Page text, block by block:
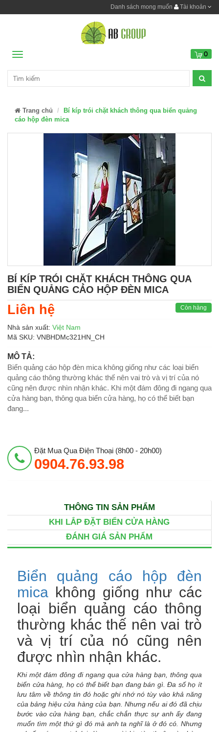
Danh sách mong muốn Tài khoản
Menu 0
Trang chủ
Bí kíp trói chặt khách thông qua biển quảng
cáo hộp đèn mica
BÍ KÍP TRÓI CHẶT KHÁCH THÔNG QUA
BIỂN QUẢNG CÁO HỘP ĐÈN MICA
Liên hệ Còn hàng
Nhà sản xuất: Việt Nam
Mã SKU: VNBHDMc321HN_CH
MÔ TẢ:
Biển quảng cáo hộp đèn mica không giống như các loại biển
quảng cáo thông thường khác thế nên vai trò và vị trí của nó
cũng nên được nhìn nhận khác. Khi một đám đông đi ngang qua
cửa hàng bạn, thông qua biển cửa hàng, họ có thể biết bạn
đang...
Đặt Mua Qua Điện Thoại (8h00 - 20h00)
0904.76.93.98
THÔNG TIN SẢN PHẨM
KHI LẮP ĐẶT BIỂN CỬA HÀNG
ĐÁNH GIÁ SẢN PHẨM
Biển quảng cáo hộp đèn
mica không giống như các
loại biển quảng cáo thông
thường khác thế nên vai trò
và vị trí của nó cũng nên
được nhìn nhận khác.
Khi một đám đông đi ngang qua cửa hàng bạn, thông qua
biển cửa hàng, họ có thể biết bạn đang bán gì. Đa số họ ít
lưu tâm về thông tin đó hoặc ghi nhớ nó tùy vào khả năng
của bảng hiệu cửa hàng của bạn. Nhưng nếu ai đó đã chịu
bước vào cửa hàng bạn, chắc chắn thực sự anh ấy đang
muốn tìm một thứ gì đó mà anh ta nghĩ là ở đó có. Nhưng